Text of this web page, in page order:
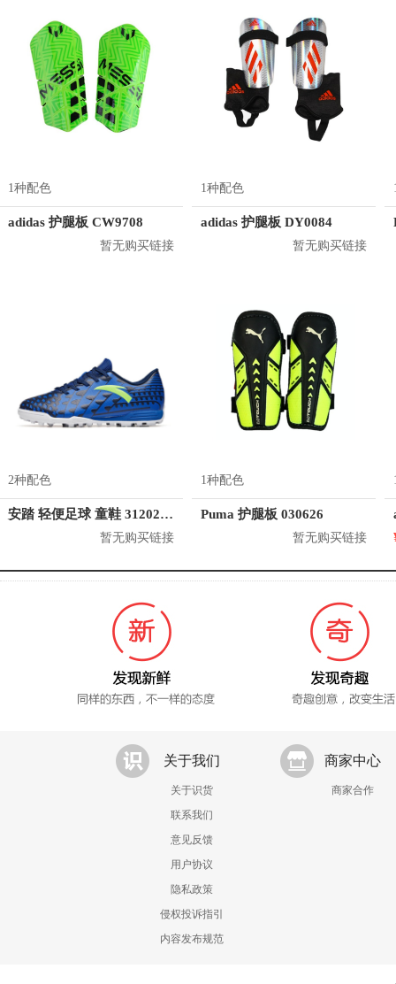
1种配色
adidas 护腿板 CW9708
暂无购买链接
1种配色
adidas 护腿板 DY0084
暂无购买链接
2种配色
安踏 轻便足球 童鞋 312022203
暂无购买链接
1种配色
Puma 护腿板 030626
暂无购买链接
关于我们
关于识货
联系我们
意见反馈
用户协议
隐私政策
侵权投诉指引
内容发布规范
商家中心
商家合作